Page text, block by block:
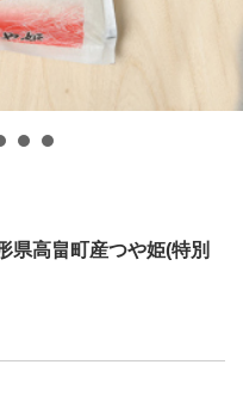
県高畠町産つや姫(特別